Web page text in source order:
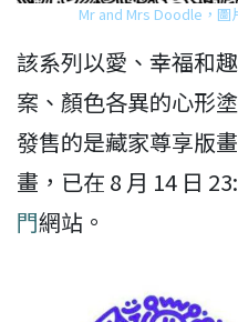
Mr and Mrs Doodle，圖
該系列以愛、幸福和
案、顏色各異的心形
發售的是藏家尊享版
畫，已在 8 月 14 日
門網站。